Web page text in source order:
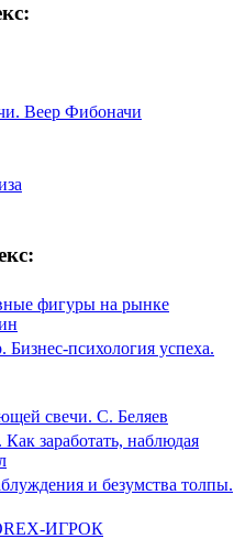
Веер Фибоначи
фигуры на рынке
психология успеха.
свечи. С. Беляев
заработать, наблюдая
и безумства толпы.
ИГРОК